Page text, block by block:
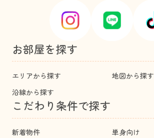
お部屋を探す
エリアから探す
地図から探す
沿線から探す
こだわり条件で探す
新着物件 単身向け